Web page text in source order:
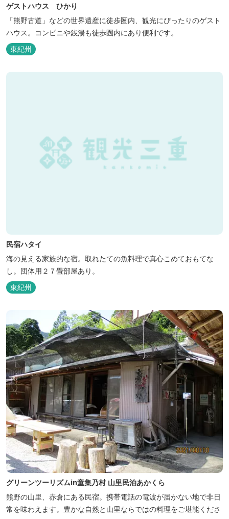
ゲストハウス ひかり
「熊野古道」などの世界遺産に徒歩圏内、観光にぴったりのゲスト
ハウス。コンビニや銭湯も徒歩圏内にあり便利です。
東紀州
民宿ハタイ
海の見える家族的な宿。取れたての魚料理で真心こめておもてな
し。団体用２７畳部屋あり。
東紀州
グリーンツーリズムin童集乃村 山里民泊あかくら
熊野の山里、赤倉にある民宿。携帯電話の電波が届かない地で非日
常を味わえます。豊かな自然と山里ならではの料理をご堪能くださ